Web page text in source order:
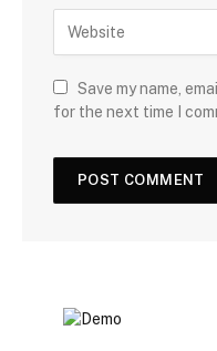
Save my name,
for the next time I